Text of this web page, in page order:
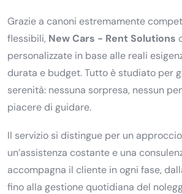
Grazie a canoni estremamente
flessibili, New Cars - Rent Solutions
personalizzate in base alle reali
durata e budget. Tutto è studiato per
serenità: nessuna sorpresa, nessun
piacere di guidare.
Il servizio si distingue per un
un’assistenza costante e una
accompagna il cliente in ogni fase,
fino alla gestione quotidiana del